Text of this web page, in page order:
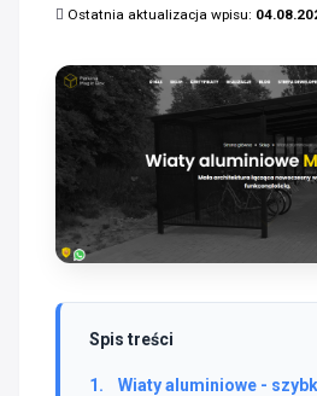
Ostatnia aktualizacja wpisu:
Spis treści
Wiaty aluminiowe -